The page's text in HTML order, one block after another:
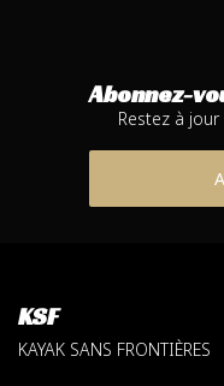
Abonnez-
Restez à
KSF
KAYAK SANS FRONTIÈRES